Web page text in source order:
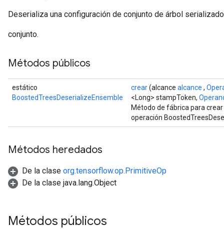
Deserializa una configuración de conjunto de árbol
conjunto.
Métodos públicos
estático
BoostedTreesDeserializeEnsemble
crear(alcance alcance ,
<Long> stampToken,
Método de fábrica para
operación
Métodos heredados
De la clase org.tensorflow.op.PrimitiveOp
De la clase java.lang.Object
Métodos públicos